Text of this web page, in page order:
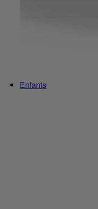
Enfants